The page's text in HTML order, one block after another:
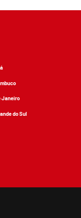
Janeiro
do Sul